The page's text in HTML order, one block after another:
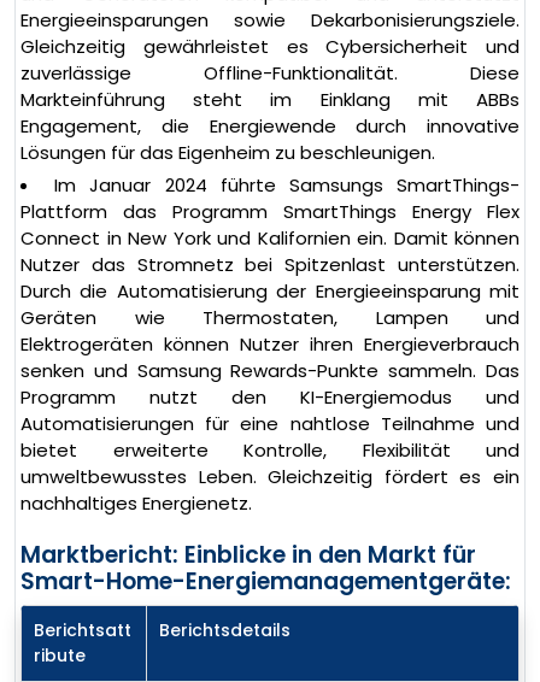
Energieeinsparungen sowie Dekarbonisierungsziele.
Gleichzeitig gewährleistet es Cybersicherheit und
zuverlässige Offline-Funktionalität. Diese
Markteinführung steht im Einklang mit ABBs
Engagement, die Energiewende durch innovative
Lösungen für das Eigenheim zu beschleunigen.
Im Januar 2024 führte Samsungs SmartThings-
Plattform das Programm SmartThings Energy Flex
Connect in New York und Kalifornien ein. Damit können
Nutzer das Stromnetz bei Spitzenlast unterstützen.
Durch die Automatisierung der Energieeinsparung mit
Geräten wie Thermostaten, Lampen und
Elektrogeräten können Nutzer ihren Energieverbrauch
senken und Samsung Rewards-Punkte sammeln. Das
Programm nutzt den KI-Energiemodus und
Automatisierungen für eine nahtlose Teilnahme und
bietet erweiterte Kontrolle, Flexibilität und
umweltbewusstes Leben. Gleichzeitig fördert es ein
nachhaltiges Energienetz.
Marktbericht: Einblicke in den Markt für
Smart-Home-Energiemanagementgeräte:
Berichtsatt
ribute
Berichtsdetails